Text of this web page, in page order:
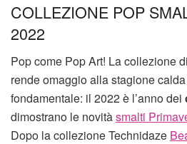
COLLEZIONE POP
2022
Pop come Pop Art! La collezione
rende omaggio alla stagione
fondamentale: il 2022 è l’anno dei
dimostrano le novitàsmalti
Dopo la collezione Technidaze